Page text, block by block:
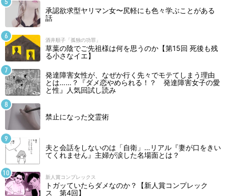
承認欲求型ヤリマン女〜尻軽にも色々学ぶことがある
話
酒井順子「孤独の功罪」
草葉の陰でご先祖様は何を思うのか【第15回 死後も残
る小さなイエ】
発達障害女性が、なぜか行く先々でモテてしまう理由
とは……？『ダメ恋やめられる！？ 発達障害女子の愛
と性』人気回試し読み
禁止になった交霊術
夫と会話をしないのは「自衛」…リアル『妻が口をきい
てくれません』主婦が涙した名場面とは？
新人賞コンプレックス
トガッていたらダメなのか？【新人賞コンプレック
ス 第4回】